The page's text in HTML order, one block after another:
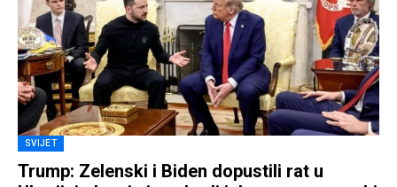
SVIJET
Trump: Zelenski i Biden dopustili rat u